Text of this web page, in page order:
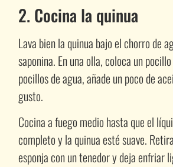
2. Cocina la quinua
Lava bien la quinua bajo el chorro de
saponina. En una olla, coloca un
pocillos de agua, añade un poco de
gusto.
Cocina a fuego medio hasta que el
completo y la quinua esté suave.
esponja con un tenedor y deja enfriar